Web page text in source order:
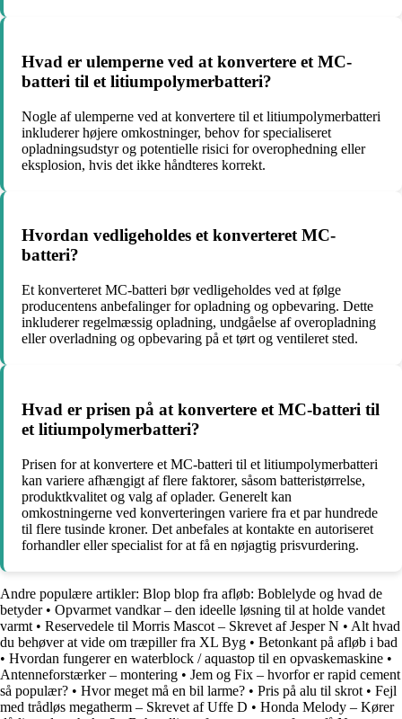
Hvad er ulemperne ved at konvertere et MC-
batteri til et litiumpolymerbatteri?
Nogle af ulemperne ved at konvertere til et litiumpolymerbatteri
inkluderer højere omkostninger, behov for specialiseret
opladningsudstyr og potentielle risici for overophedning eller
eksplosion, hvis det ikke håndteres korrekt.
Hvordan vedligeholdes et konverteret MC-
batteri?
Et konverteret MC-batteri bør vedligeholdes ved at følge
producentens anbefalinger for opladning og opbevaring. Dette
inkluderer regelmæssig opladning, undgåelse af overopladning
eller overladning og opbevaring på et tørt og ventileret sted.
Hvad er prisen på at konvertere et MC-batteri til
et litiumpolymerbatteri?
Prisen for at konvertere et MC-batteri til et litiumpolymerbatteri
kan variere afhængigt af flere faktorer, såsom batteristørrelse,
produktkvalitet og valg af oplader. Generelt kan
omkostningerne ved konverteringen variere fra et par hundrede
til flere tusinde kroner. Det anbefales at kontakte en autoriseret
forhandler eller specialist for at få en nøjagtig prisvurdering.
Andre populære artikler: Blop blop fra afløb: Boblelyde og hvad de
betyder• Opvarmet vandkar – den ideelle løsning til at holde vandet
varmt • Reservedele til Morris Mascot – Skrevet af Jesper N • Alt hvad
du behøver at vide om træpiller fra XL Byg • Betonkant på afløb i bad
• Hvordan fungerer en waterblock / aquastop til en opvaskemaskine •
Antenneforstærker – montering • Jem og Fix – hvorfor er rapid cement
så populær? • Hvor meget må en bil larme? • Pris på alu til skrot • Fejl
med trådløs megatherm – Skrevet af Uffe D • Honda Melody – Kører